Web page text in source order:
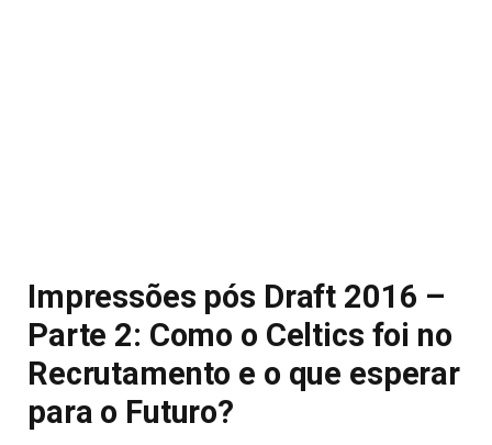
Impressões pós Draft 2016 –
Parte 2: Como o Celtics foi no
Recrutamento e o que esperar
para o Futuro?